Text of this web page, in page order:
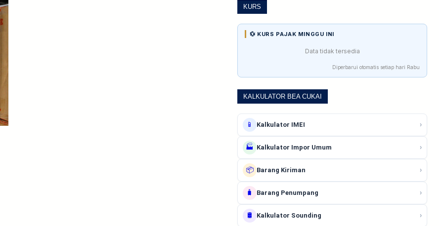
KURS
💱 KURS PAJAK MINGGU INI
Data tidak tersedia
Diperbarui otomatis setiap hari Rabu
KALKULATOR BEA CUKAI
📱 Kalkulator IMEI ›
🏭 Kalkulator Impor Umum ›
📦 Barang Kiriman ›
🧳 Barang Penumpang ›
🛢️ Kalkulator Sounding ›